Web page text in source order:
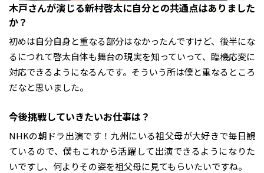
――木戸さんが演じる新村啓太に自分との共通点はありました
か？
初めは自分自身と重なる部分はなかったんですけど、後半にな
るにつれて啓太自体も舞台の現実を知っていって、臨機応変に
対応できるようになるんです。そういう所は僕と重なるところ
だなと思いました。
――今後挑戦していきたいお仕事は？
NHKの朝ドラ出演です！九州にいる祖父母が大好きで毎日観
ているので、僕もこれから活躍して出演できるようになりた
いですし、何よりその姿を祖父母に見てもらいたいですね。